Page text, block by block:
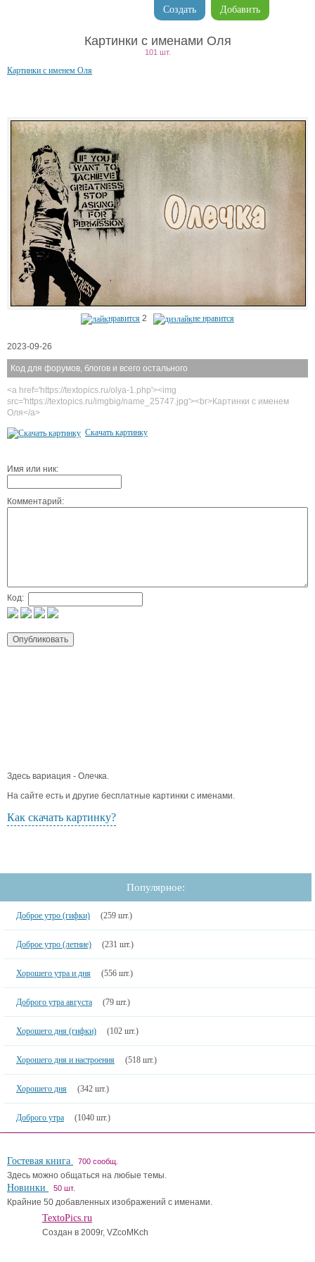
Добавить
Создать
Картинки с именами Оля
101 шт.
Картинки с именем Оля
нравится 2 не нравится
2023-09-26
Код для форумов, блогов и всего остального
<a href='https://textopics.ru/olya-1.php'><img
src='https://textopics.ru/imgbig/name_25747.jpg'><br>Картинки с именем
Оля</a>
Скачать картинку
Имя или ник:
Комментарий:
Код:
Здесь вариация - Олечка.
На сайте есть и другие бесплатные картинки с именами.
Как скачать картинку?
Популярное:
Доброе утро (гифки) (259 шт.)
Доброе утро (летние) (231 шт.)
Хорошего утра и дня (556 шт.)
Доброго утра августа (79 шт.)
Хорошего дня (гифки) (102 шт.)
Хорошего дня и настроения (518 шт.)
Хорошего дня (342 шт.)
Доброго утра (1040 шт.)
Гостевая книга 700 сообщ.
Здесь можно общаться на любые темы.
Новинки 50 шт.
Крайние 50 добавленных изображений с именами.
TextoPics.ru
Создан в 2009г, VZcoMKch